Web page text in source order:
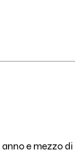
e mezzo di